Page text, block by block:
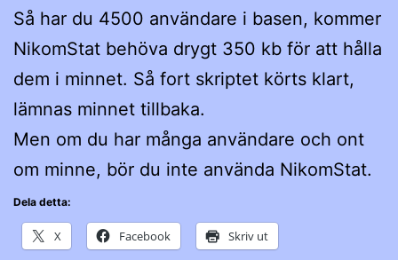
Så har du 4500 användare i basen, kommer
NikomStat behöva drygt 350 kb för att hålla
dem i minnet. Så fort skriptet körts klart,
lämnas minnet tillbaka.
Men om du har många användare och ont
om minne, bör du inte använda NikomStat.
Dela detta:
X Facebook Skriv ut